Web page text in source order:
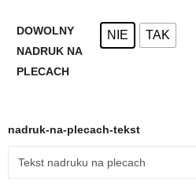
DOWOLNY
NADRUK NA
PLECACH
NIE TAK
nadruk-na-plecach-tekst